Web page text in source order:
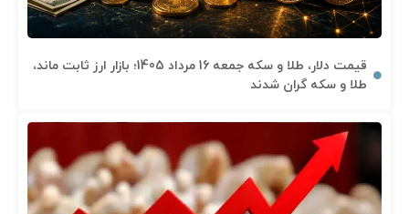
قیمت دلار، طلا و سکه جمعه 16 مرداد 1405؛ بازار ارز ثابت ماند،
طلا و سکه گران شدند